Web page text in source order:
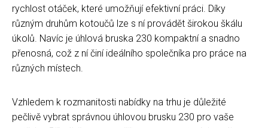
rychlost otáček, které umožňují efektivní práci. Díky
různým druhům kotoučů lze s ní provádět širokou škálu
úkolů. Navíc je úhlová bruska 230 kompaktní a snadno
přenosná, což z ní činí ideálního společníka pro práce na
různých místech.
Vzhledem k rozmanitosti nabídky na trhu je důležité
pečlivě vybrat správnou úhlovou brusku 230 pro vaše